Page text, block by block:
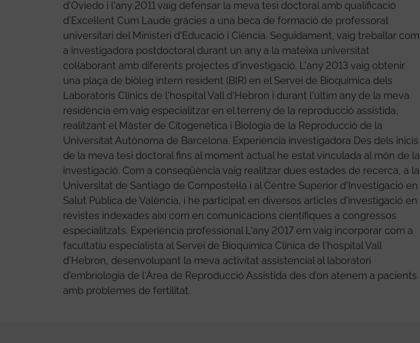
d'Oviedo i l'any 2011 vaig defensar la meva tesi doctoral amb qualificació
d'Excel·lent Cum Laude gràcies a una beca de formació de professorat
universitari del Ministeri d'Educació i Ciència. Seguidament, vaig treballar com
a investigadora postdoctoral durant un any a la mateixa universitat
col·laborant amb diferents projectes d'investigació. L'any 2013 vaig obtenir
una plaça de biòleg intern resident (BIR) en el Servei de Bioquímica dels
Laboratoris Clínics de l'hospital Vall d'Hebron i durant l'últim any de la meva
residència em vaig especialitzar en el terreny de la reproducció assistida,
realitzant el Màster de Citogenètica i Biologia de la Reproducció de la
Universitat Autònoma de Barcelona. Experiència investigadora Des dels inicis
de la meva tesi doctoral fins al moment actual he estat vinculada al món de la
investigació. Com a conseqüència vaig realitzar dues estades de recerca, a la
Universitat de Santiago de Compostel·la i al Centre Superior d'Investigació en
Salut Pública de València, i he participat en diversos articles d'investigació en
revistes indexades així com en comunicacions científiques a congressos
especialitzats. Experiència professional L'any 2017 em vaig incorporar com a
facultatiu especialista al Servei de Bioquímica Clínica de l'hospital Vall
d'Hebron, desenvolupant la meva activitat assistencial al laboratori
d'embriologia de l'Àrea de Reproducció Assistida des d'on atenem a pacients
amb problemes de fertilitat.